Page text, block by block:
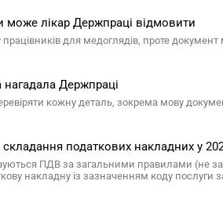
може лікар Держпраці відмовити
для медоглядів, проте
Держпраці
кожну деталь, зокрема мову
податкових накладних у
ПДВ за загальними правилами (не
накладну із зазначенням коду послуги